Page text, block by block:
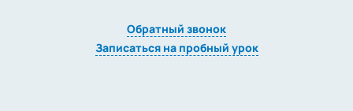
Обратный звонок
Записаться на пробный урок